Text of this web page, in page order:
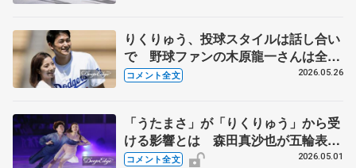
りくりゅう、投球スタイルは話し合い
で 野球ファンの木原龍一さんは全て
に感動 【ドジャース戦始球式】
コメント全文 2026.05.26
「うたまさ」が「りくりゅう」から受
ける影響とは 森田真沙也が五輪表彰
式で木原龍一にかけられた言葉 【ブ
コメント全文 2026.05.01